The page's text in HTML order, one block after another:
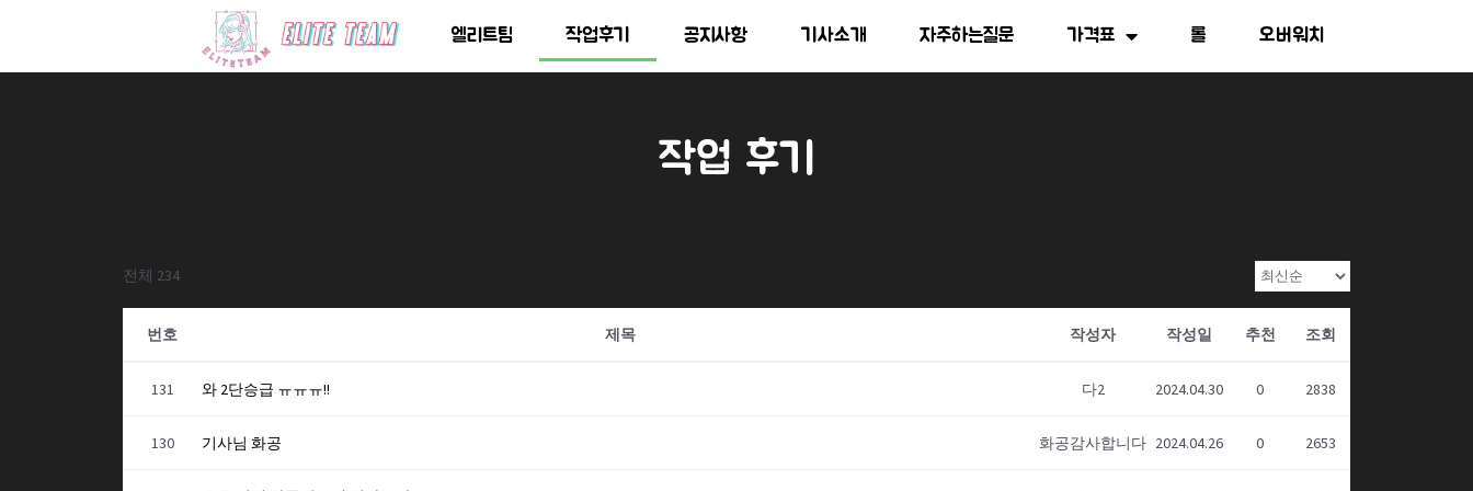
츠
엘리트팀 작업후기 공지사항 기사소개 자주하는질문 가격표 롤 오버워치
작업 후기
전체 234
번호 제목 작성자 작성일 추천 조회
131 와 2단승급 ㅠㅠㅠ!! 다2 2024.04.30 0 2838
130 기사님 화공 화공감사합니다 2024.04.26 0 2653